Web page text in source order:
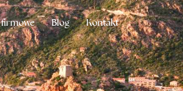
firmowe Blog Kontakt